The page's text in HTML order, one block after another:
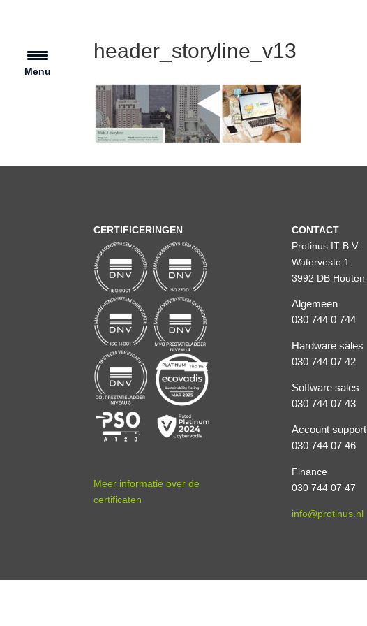
header_storyline_v13
CERTIFICERINGEN
Meer informatie over de
certificaten
CONTACT
Protinus IT B.V.
Waterveste 1
3992 DB Houten
Algemeen
030 744 0 744
Hardware sales
030 744 07 42
Software sales
030 744 07 43
Account support
030 744 07 46
Finance
030 744 07 47
info@protinus.nl
Menu